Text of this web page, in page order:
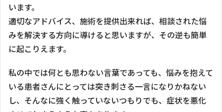
います。
適切なアドバイス、施術を提供出来れば、相談された悩
みを解決する方向に導けると思いますが、その逆も簡単
に起こりえます。
私の中では何とも思わない言葉であっても、悩みを抱えて
いる患者さんにとっては突き刺さる一言になりかねない
し、そんなに強く触っていないつもりでも、症状を悪化